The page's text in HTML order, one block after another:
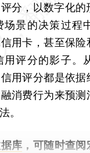
分，以数字化的
场景的决策过程
用卡，甚至保险
用评分的影子。
用评分都是依据
消费行为来预测
。
库 ，可随时查